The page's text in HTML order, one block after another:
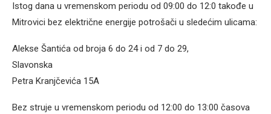
Istog dana u vremenskom periodu od 09:00 do 12:0 takođe u
Mitrovici bez električne energije potrošači u sledećim ulicama:
Alekse Šantića od broja 6 do 24 i od 7 do 29,
Slavonska
Petra Kranjčevića 15A
Bez struje u vremenskom periodu od 12:00 do 13:00 časova